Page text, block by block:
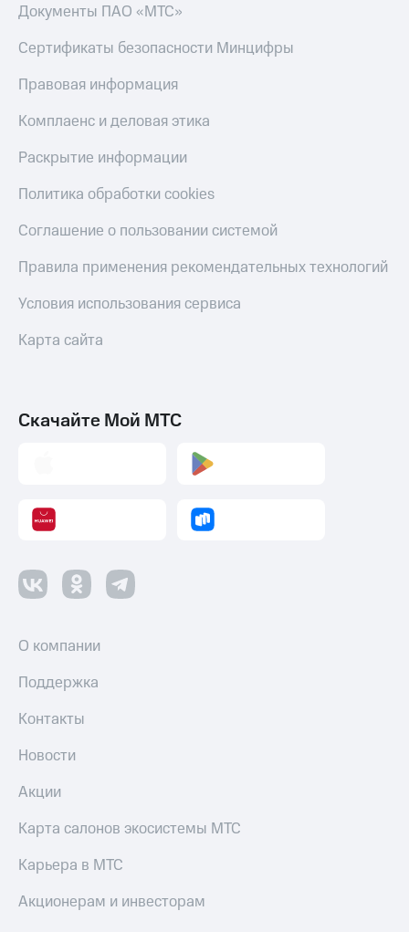
Документы ПАО «МТС»
Сертификаты безопасности Минцифры
Правовая информация
Комплаенс и деловая этика
Раскрытие информации
Политика обработки cookies
Соглашение о пользовании системой
Правила применения рекомендательных технологий
Условия использования сервиса
Карта сайта
Скачайте Мой МТС
О компании
Поддержка
Контакты
Новости
Акции
Карта салонов экосистемы МТС
Карьера в МТС
Акционерам и инвесторам